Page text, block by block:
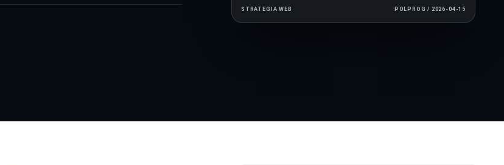
STRATEGIA WEB POLPROG / 2026-04-15